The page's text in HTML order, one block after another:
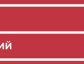
Сушки